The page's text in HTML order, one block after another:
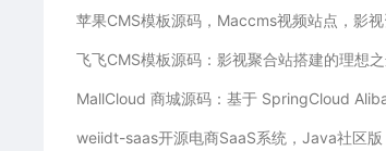
飞飞CMS模板源码：影视聚合站搭建的理想